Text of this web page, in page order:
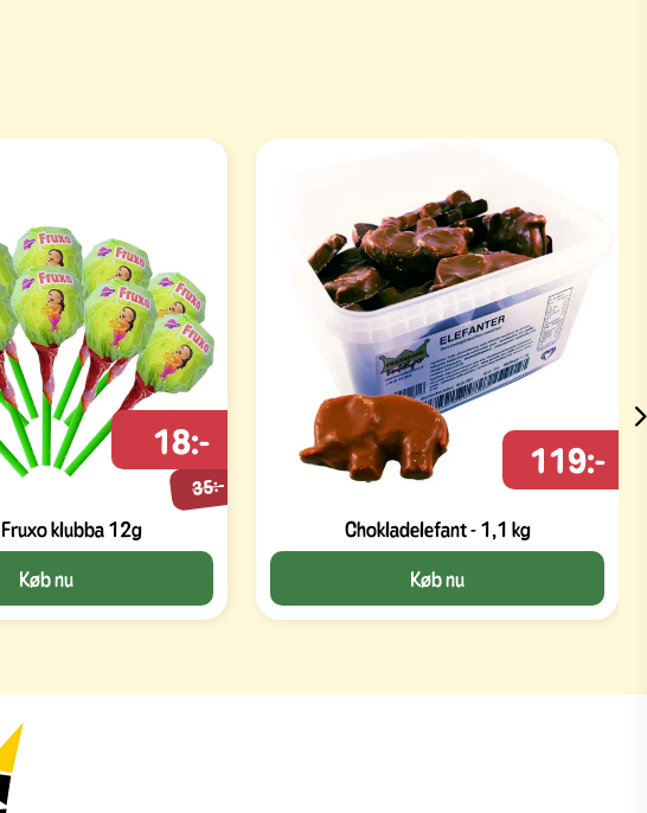
klubba 12g
35:-
18:-
Køb nu
Chokladelefant - 1,1 kg
119:-
Køb nu